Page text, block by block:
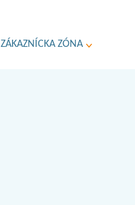
ZÁKAZNÍCKA ZÓNA